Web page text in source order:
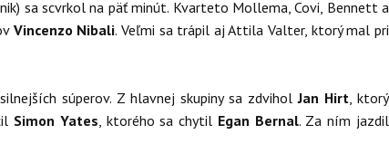
sa scvrkol na päť minút. Kvarteto Mollema, Covi, Bennett a
Vincenzo Nibali. Veľmi sa trápil aj Attila Valter, ktorý mal pri
súperov. Z hlavnej skupiny sa zdviholJan Hirt, ktorý
Simon Yates, ktorého sa chytil Egan Bernal. Za ním jazdil